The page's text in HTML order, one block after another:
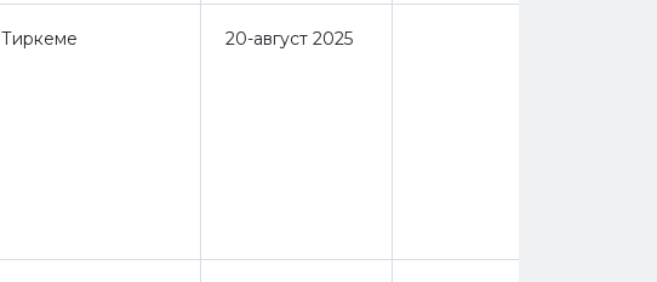
Тиркеме 20-август 2025